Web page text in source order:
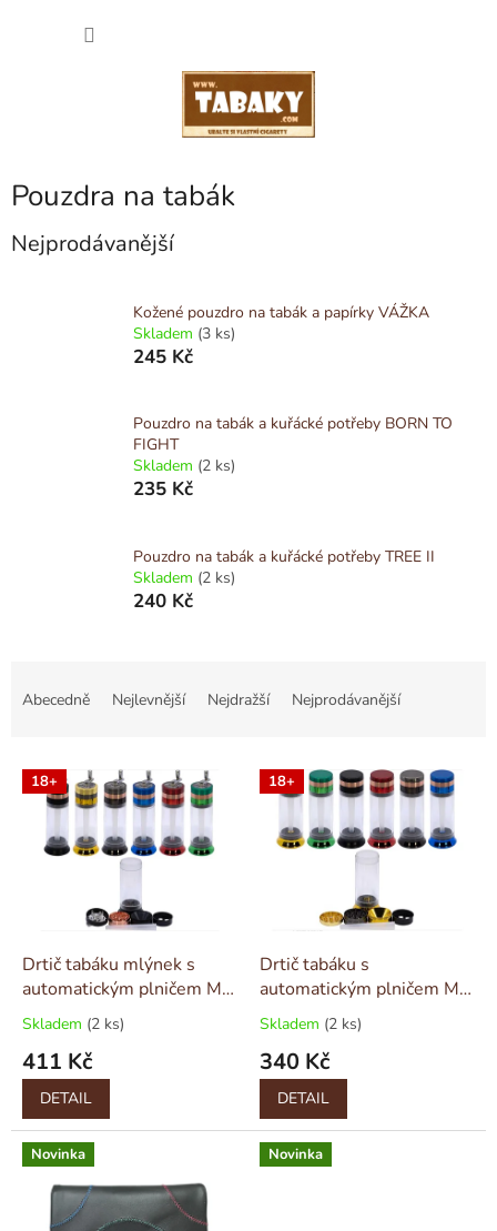
Pouzdra na tabák
Nejprodávanější
Kožené pouzdro na tabák a papírky VÁŽKA
Skladem (3 ks)
245 Kč
Pouzdro na tabák a kuřácké potřeby BORN TO
FIGHT
Skladem (2 ks)
235 Kč
Pouzdro na tabák a kuřácké potřeby TREE II
Skladem (2 ks)
240 Kč
Abecedně Nejlevnější Nejdražší Nejprodávanější
V 18+
Drtič tabáku mlýnek s
automatickým plničem MIX
ø5cm
Skladem (2 ks)
411 Kč
DETAIL
18+
Drtič tabáku s
automatickým plničem MIX
ø5cm
Skladem (2 ks)
340 Kč
DETAIL
Novinka Novinka